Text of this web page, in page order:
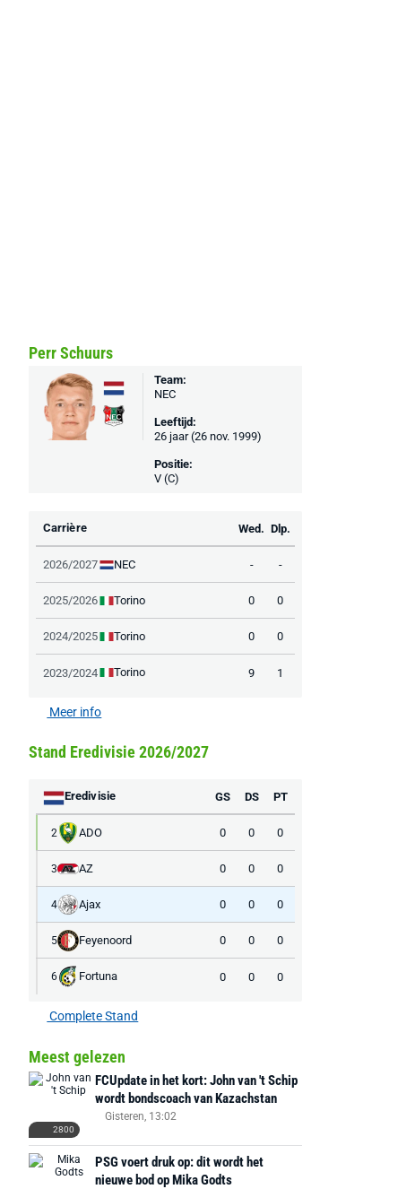
MediaMarkt
EA Sports FC 26 -
€ 29,99
Adidas
F50 Messi Elite Firm
Ground Boots Kids
€ 78,00€ 130,00
Perr Schuurs
Team:
NEC
Leeftijd:
26 jaar (26 nov. 1999)
Positie:
V (C)
Carrière Wed. Dlp.
2026/2027 NEC - -
2025/2026 Torino 0 0
2024/2025 Torino 0 0
2023/2024 Torino 9 1
Meer info
Stand Eredivisie 2026/2027
Eredivisie GS DS PT
2 ADO 0 0 0
3 AZ 0 0 0
4 Ajax 0 0 0
5 Feyenoord 0 0 0
6 Fortuna 0 0 0
Complete Stand
Meest gelezen
2800
FCUpdate in het kort: John van 't Schip
wordt bondscoach van Kazachstan
Gisteren, 13:02
PSG voert druk op: dit wordt het
nieuwe bod op Mika Godts